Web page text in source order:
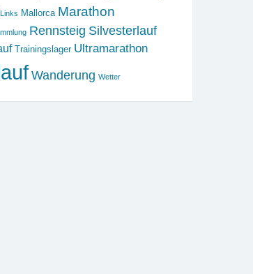
Links Mallorca Marathon
Rennsteig Silvesterlauf
Trainingslager Ultramarathon
Wanderung Wetter